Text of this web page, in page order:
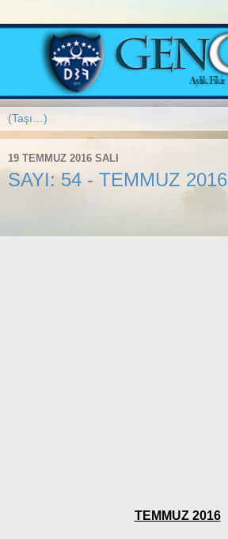
19 TEMMUZ 2016 SALI
SAYI: 54 - TEMMUZ 2016
TEMMUZ 2016